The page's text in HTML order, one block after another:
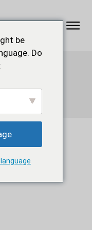
couple-
be
Do